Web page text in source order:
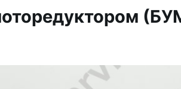
"Abat" Чувашторгтехника
в наличии на складе